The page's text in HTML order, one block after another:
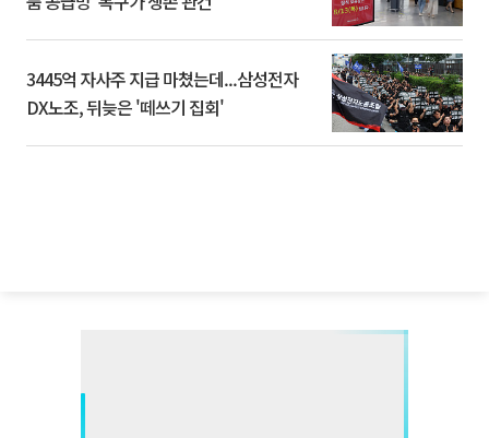
3445억 자사주 지급 마쳤는데...삼성전자
DX노조, 뒤늦은 '떼쓰기 집회'